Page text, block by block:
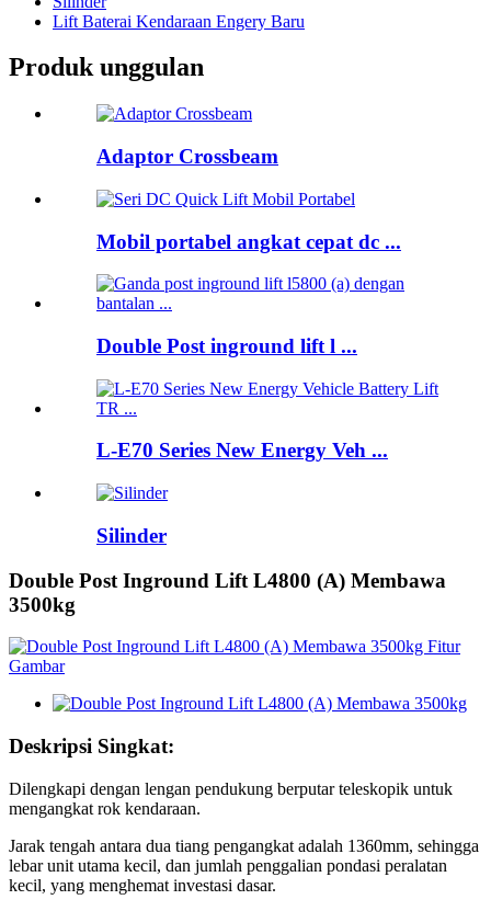
Lift Baterai Kendaraan Engery Baru
Produk unggulan
Adaptor Crossbeam
Mobil portabel angkat cepat dc ...
Double Post inground lift l ...
L-E70 Series New Energy Veh ...
Silinder
Double Post Inground Lift L4800 (A) Membawa
3500kg
Deskripsi Singkat:
Dilengkapi dengan lengan pendukung berputar teleskopik untuk
mengangkat rok kendaraan.
Jarak tengah antara dua tiang pengangkat adalah 1360mm, sehingga
lebar unit utama kecil, dan jumlah penggalian pondasi peralatan
kecil, yang menghemat investasi dasar.